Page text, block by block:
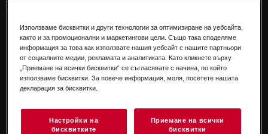
и оставете да престои 10 минути. Добавете
каймата, солта, кимиона, пипера и канелата.
Сложете яйцето и разбъркайте добре.
Стъпка 2: От сместа оформете 12 топки, по
около 60 г всяка, които подредете в за печене.
Стъпка 3: Сложете тавата на ниво 2 във
фурната, поставете термосондата в средата
Използваме бисквитки и други технологии за оптимизиране на уебсайта,
както и за промоционални и маркетингови цели. Също така споделяме
информация за това как използвате нашия уебсайт с нашите партньори
от социалните медии, рекламата и аналитиката. Като кликнете върху
„Приемане на всички бисквитки“ се съгласявате с начина, по който
използваме бисквитки. За повече информация, моля, посетете нашата
декларация за бисквитки.
Настройки на
бисквитките
Приемане на всички
бисквитки